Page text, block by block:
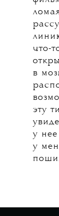
что-
в
эту
у
у